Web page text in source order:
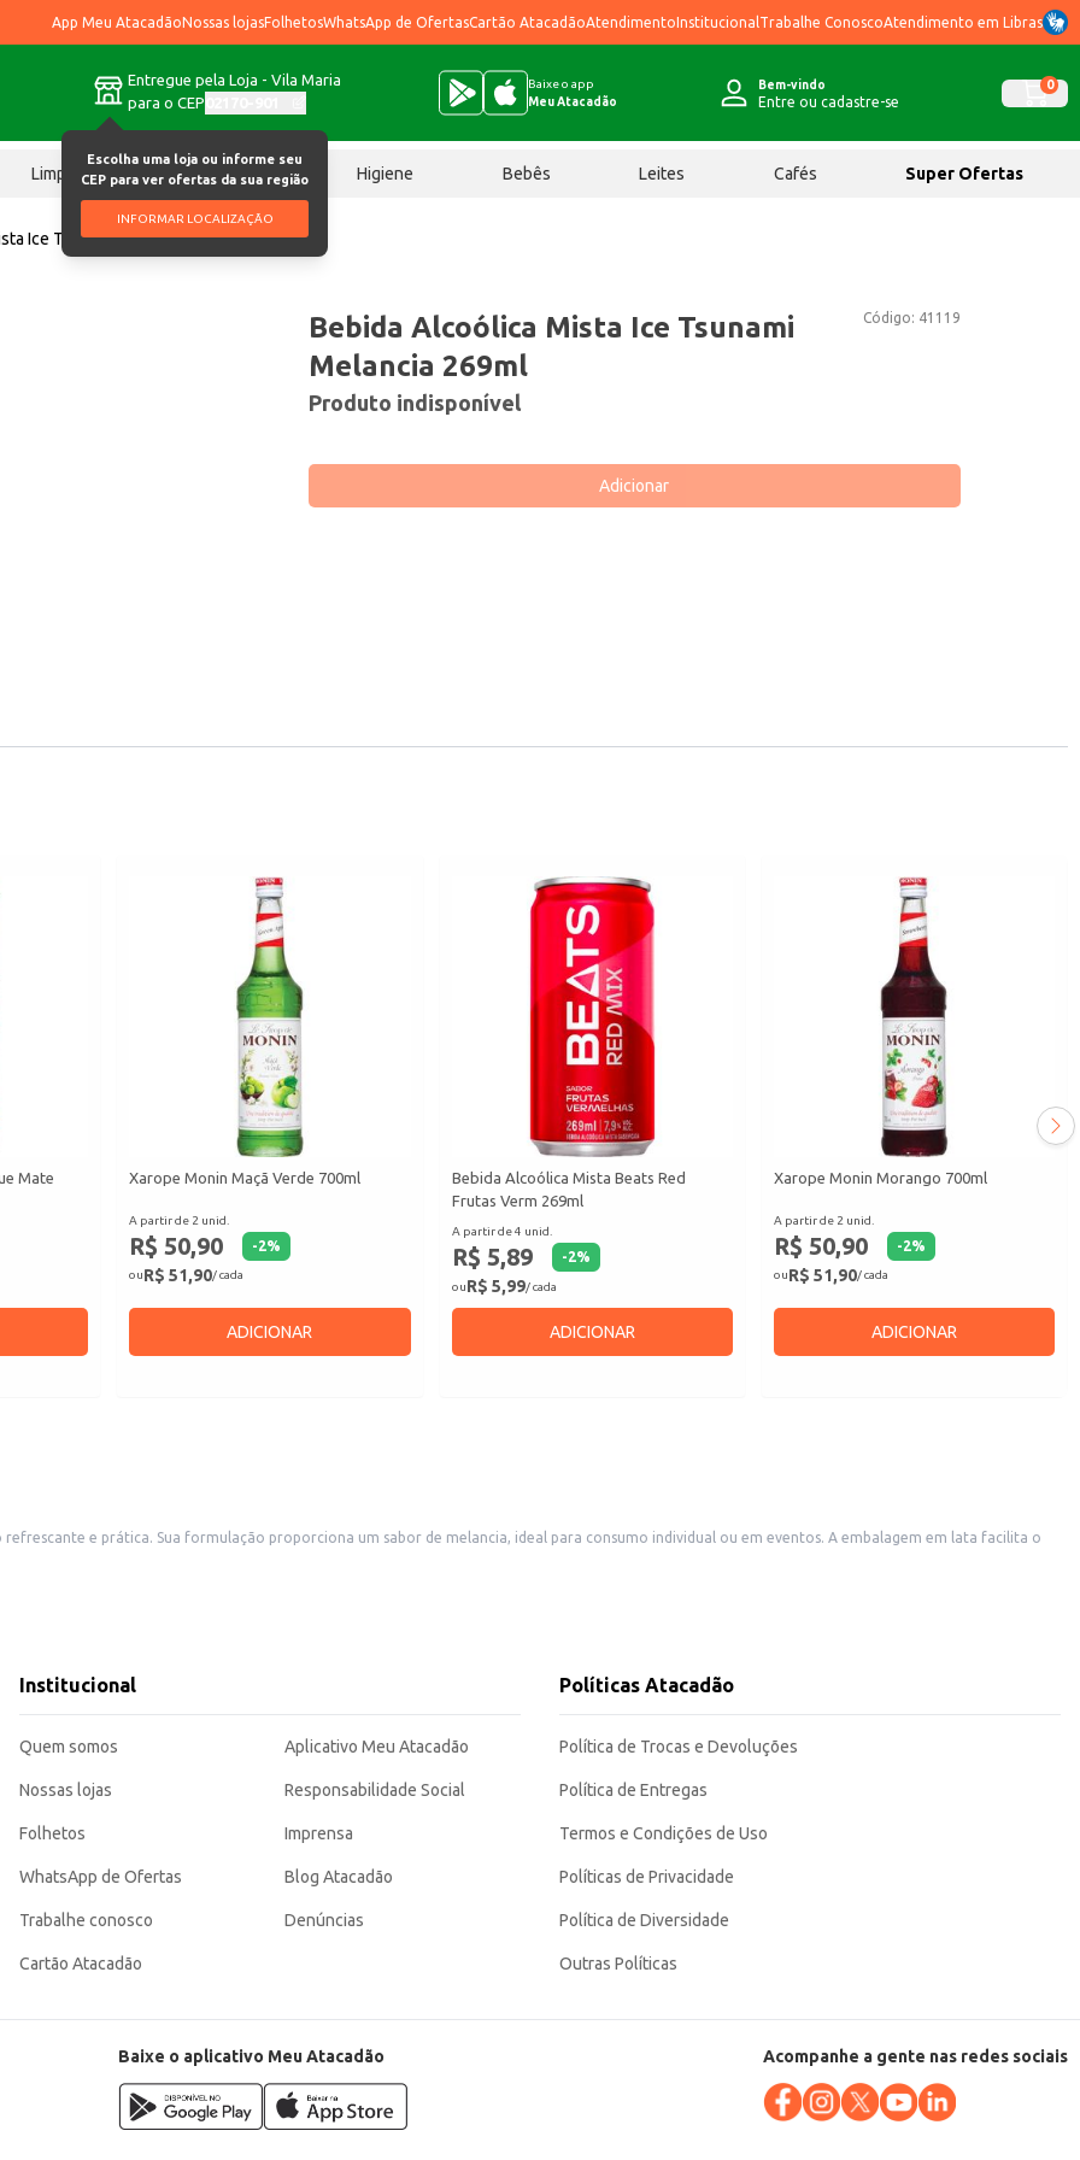
App Meu AtacadãoNossas lojasFolhetosWhatsApp de OfertasCartão AtacadãoAtendimentoInstitucional Trabalhe ConoscoAtendimento em Libras
Entregue pela Loja - Vila Maria
para o CEP
Escolha uma loja ou informe seu
CEP para ver ofertas da sua região
INFORMAR LOCALIZAÇÃO
Baixe o app
Meu Atacadão
Bem-vindo
Entre ou cadastre-se
0
Limpeza Chocolates Higiene Bebês Leites Cafés Super Ofertas
Ice Tsunami Melancia 269ml
Código: 41119
Bebida Alcoólica Mista Ice Tsunami
Melancia 269ml
Produto indisponível
Adicionar
Mate Xarope Monin Maçã Verde 700ml
A partir de 2 unid.
R$ 50,90 -2%
ouR$ 51,90/ cada
ADICIONAR
Bebida Alcoólica Mista Beats Red
Frutas Verm 269ml
A partir de 4 unid.
R$ 5,89 -2%
ouR$ 5,99/ cada
ADICIONAR
Xarope Monin Morango 700ml
A partir de 2 unid.
R$ 50,90 -2%
ouR$ 51,90/ cada
ADICIONAR
ou em eventos. A embalagem em lata facilita o
Institucional
Quem somos
Nossas lojas
Folhetos
WhatsApp de Ofertas
Trabalhe conosco
Cartão Atacadão
Aplicativo Meu Atacadão
Responsabilidade Social
Imprensa
Blog Atacadão
Denúncias
Políticas Atacadão
Política de Trocas e Devoluções
Política de Entregas
Termos e Condições de Uso
Políticas de Privacidade
Política de Diversidade
Outras Políticas
Baixe o aplicativo Meu Atacadão Acompanhe a gente nas redes sociais